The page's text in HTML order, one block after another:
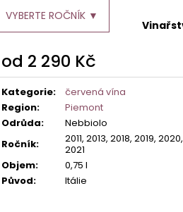
VYBERTE ROČNÍK ▼
od 2 290 Kč
Měrná
cena:
Kategorie:
červená vína
Region:
Piemont
Odrůda:
Nebbiolo
Ročník:
2011, 2013, 2018, 2019, 2020,
2021
Objem:
0,75 l
Původ: Itálie